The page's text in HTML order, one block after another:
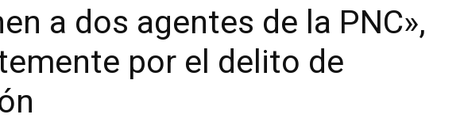
a dos agentes de la PNC»,
por el delito de